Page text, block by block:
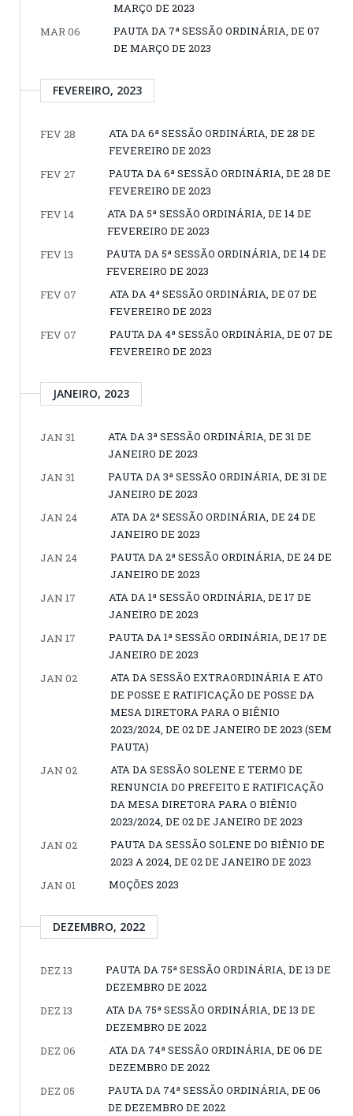
MARÇO DE 2023
MAR 06
PAUTA DA 7ª SESSÃO ORDINÁRIA, DE 07
DE MARÇO DE 2023
FEVEREIRO, 2023
FEV 28
ATA DA 6ª SESSÃO ORDINÁRIA, DE 28 DE
FEVEREIRO DE 2023
FEV 27
PAUTA DA 6ª SESSÃO ORDINÁRIA, DE 28 DE
FEVEREIRO DE 2023
FEV 14
ATA DA 5ª SESSÃO ORDINÁRIA, DE 14 DE
FEVEREIRO DE 2023
FEV 13
PAUTA DA 5ª SESSÃO ORDINÁRIA, DE 14 DE
FEVEREIRO DE 2023
FEV 07
ATA DA 4ª SESSÃO ORDINÁRIA, DE 07 DE
FEVEREIRO DE 2023
FEV 07
PAUTA DA 4ª SESSÃO ORDINÁRIA, DE 07 DE
FEVEREIRO DE 2023
JANEIRO, 2023
JAN 31
ATA DA 3ª SESSÃO ORDINÁRIA, DE 31 DE
JANEIRO DE 2023
JAN 31
PAUTA DA 3ª SESSÃO ORDINÁRIA, DE 31 DE
JANEIRO DE 2023
JAN 24
ATA DA 2ª SESSÃO ORDINÁRIA, DE 24 DE
JANEIRO DE 2023
JAN 24
PAUTA DA 2ª SESSÃO ORDINÁRIA, DE 24 DE
JANEIRO DE 2023
JAN 17
ATA DA 1ª SESSÃO ORDINÁRIA, DE 17 DE
JANEIRO DE 2023
JAN 17
PAUTA DA 1ª SESSÃO ORDINÁRIA, DE 17 DE
JANEIRO DE 2023
JAN 02
ATA DA SESSÃO EXTRAORDINÁRIA E ATO
DE POSSE E RATIFICAÇÃO DE POSSE DA
MESA DIRETORA PARA O BIÊNIO
2023/2024, DE 02 DE JANEIRO DE 2023 (SEM
PAUTA)
JAN 02
ATA DA SESSÃO SOLENE E TERMO DE
RENUNCIA DO PREFEITO E RATIFICAÇÃO
DA MESA DIRETORA PARA O BIÊNIO
2023/2024, DE 02 DE JANEIRO DE 2023
JAN 02
PAUTA DA SESSÃO SOLENE DO BIÊNIO DE
2023 A 2024, DE 02 DE JANEIRO DE 2023
JAN 01
MOÇÕES 2023
DEZEMBRO, 2022
DEZ 13
PAUTA DA 75ª SESSÃO ORDINÁRIA, DE 13 DE
DEZEMBRO DE 2022
DEZ 13
ATA DA 75ª SESSÃO ORDINÁRIA, DE 13 DE
DEZEMBRO DE 2022
DEZ 06
ATA DA 74ª SESSÃO ORDINÁRIA, DE 06 DE
DEZEMBRO DE 2022
DEZ 05
PAUTA DA 74ª SESSÃO ORDINÁRIA, DE 06
DE DEZEMBRO DE 2022